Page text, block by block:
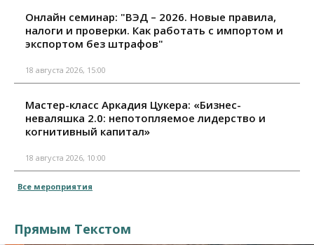
Онлайн семинар: "ВЭД – 2026. Новые правила,
налоги и проверки. Как работать с импортом и
экспортом без штрафов"
18 августа 2026, 15:00
Мастер-класс Аркадия Цукера: «Бизнес-
неваляшка 2.0: непотопляемое лидерство и
когнитивный капитал»
18 августа 2026, 10:00
Все мероприятия
Прямым Текстом